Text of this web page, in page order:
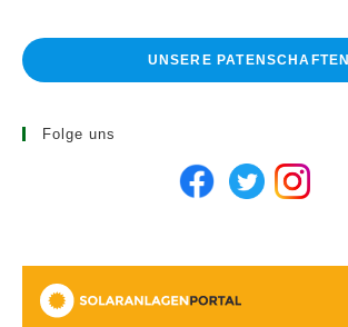
UNSERE PATENSCHAFTEN
Folge uns